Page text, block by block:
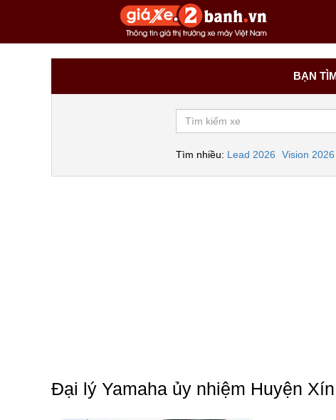
BẠN
Tìm nhiều: Lead 2026 Vision 2026
Đại lý Yamaha ủy nhiệm Huyện